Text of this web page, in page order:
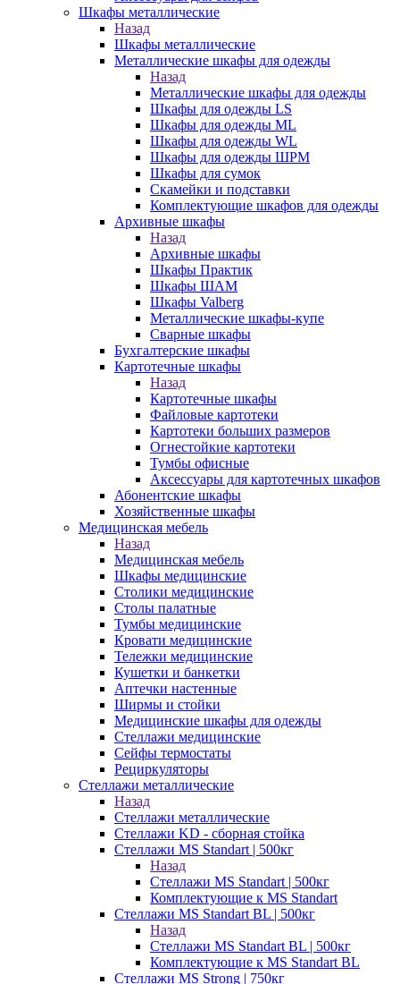
Шкафы металлические
Назад
Шкафы металлические
Металлические шкафы для одежды
Назад
Металлические шкафы для одежды
Шкафы для одежды LS
Шкафы для одежды ML
Шкафы для одежды WL
Шкафы для одежды ШРМ
Шкафы для сумок
Скамейки и подставки
Комплектующие шкафов для одежды
Архивные шкафы
Назад
Архивные шкафы
Шкафы Практик
Шкафы ШАМ
Шкафы Valberg
Металлические шкафы-купе
Сварные шкафы
Бухгалтерские шкафы
Картотечные шкафы
Назад
Картотечные шкафы
Файловые картотеки
Картотеки больших размеров
Огнестойкие картотеки
Тумбы офисные
Аксессуары для картотечных шкафов
Абонентские шкафы
Хозяйственные шкафы
Медицинская мебель
Назад
Медицинская мебель
Шкафы медицинские
Столики медицинские
Столы палатные
Тумбы медицинские
Кровати медицинские
Тележки медицинские
Кушетки и банкетки
Аптечки настенные
Ширмы и стойки
Медицинские шкафы для одежды
Стеллажи медицинские
Сейфы термостаты
Рециркуляторы
Стеллажи металлические
Назад
Стеллажи металлические
Стеллажи KD - сборная стойка
Стеллажи MS Standart | 500кг
Назад
Стеллажи MS Standart | 500кг
Комплектующие к MS Standart
Стеллажи MS Standart BL | 500кг
Назад
Стеллажи MS Standart BL | 500кг
Комплектующие к MS Standart BL
Стеллажи MS Strong | 750кг